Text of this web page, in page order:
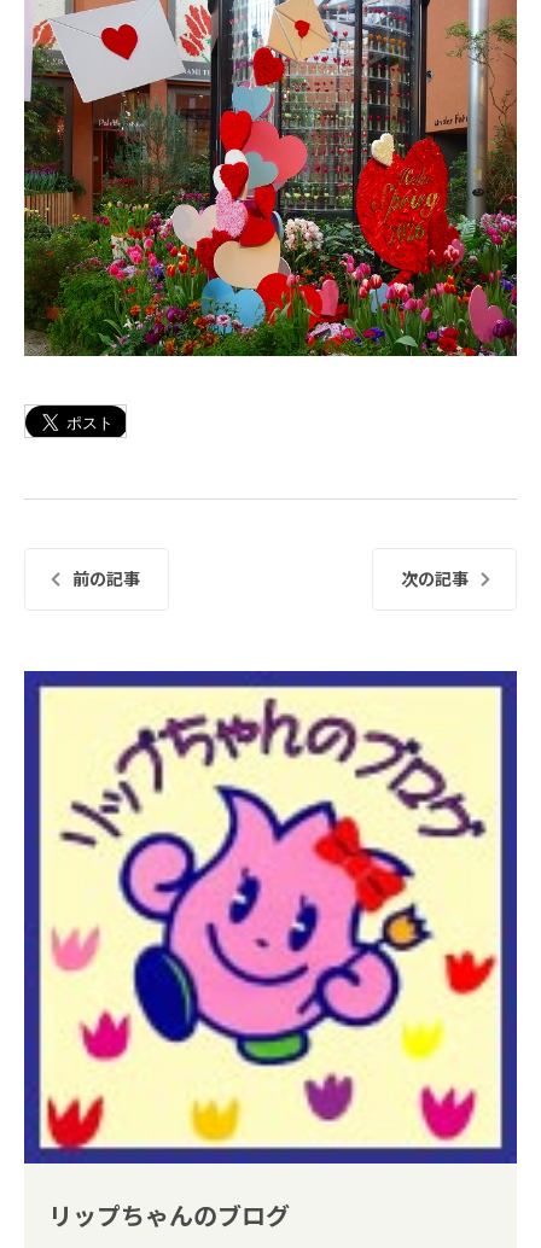
前の記事 次の記事
リップちゃんのブログ